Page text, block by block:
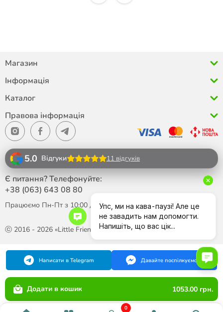
0
Додати в кошик 1053.00 грн.
Магазин
Інформація
Каталог
Правова інформація
ⓒ 2016 - 2026 «Little Friend»
5.0 Відгуки 11 відгуків
Є питання? Телефонуйте:
+38 (063) 643 08 80
Працюємо Пн-Пт з 10:00 до 18:00
Написати в Telegram Давайте поспілкуємося